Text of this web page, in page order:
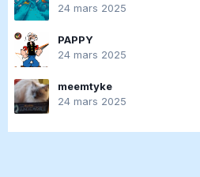
24 mars 2025
PAPPY
24 mars 2025
meemtyke
24 mars 2025